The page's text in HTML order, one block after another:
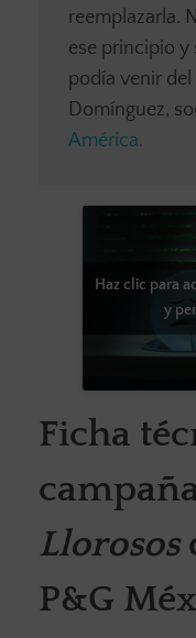
reemplazarla.
ese principio y
podía venir del
Domínguez,
América.
Haz clic para
y
Ficha
Llorosos
P&G